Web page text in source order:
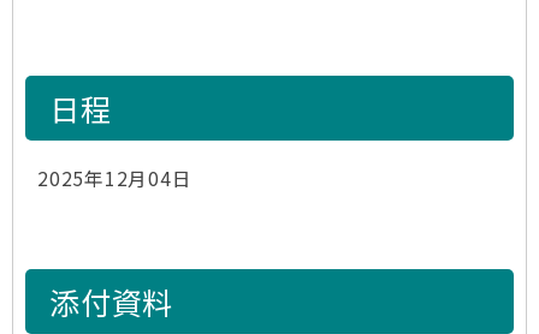
日程
2025年12月04日
添付資料